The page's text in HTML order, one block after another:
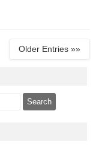
Older Entries »»